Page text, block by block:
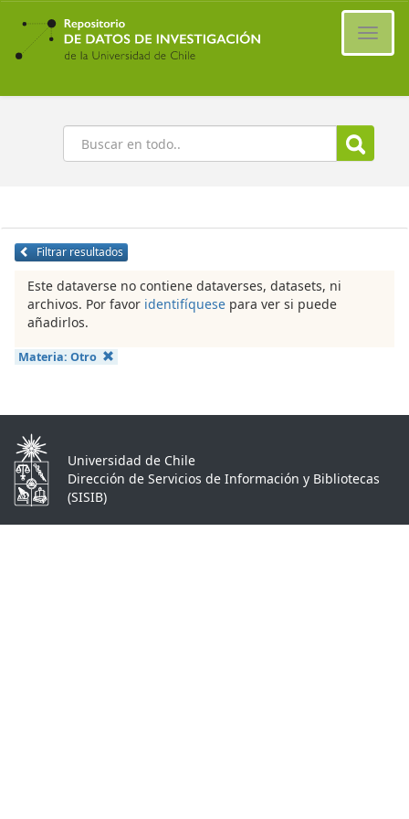
Ir
contenido
principal
Buscar
Filtrar resultados
Este dataverse no contiene dataverses, datasets, ni
archivos. Por favor identifíquese para ver si puede
añadirlos.
Materia: Otro
Universidad de Chile
Dirección de Servicios de Información y Bibliotecas
(SISIB)